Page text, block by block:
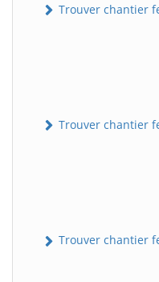
Trouver chantier
Trouver chantier
Trouver chantier